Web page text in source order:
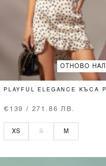
ОТНОВО
PLAYFUL ELEGANCE КЪСА
€139 / 271.86 ЛВ.
XS S M